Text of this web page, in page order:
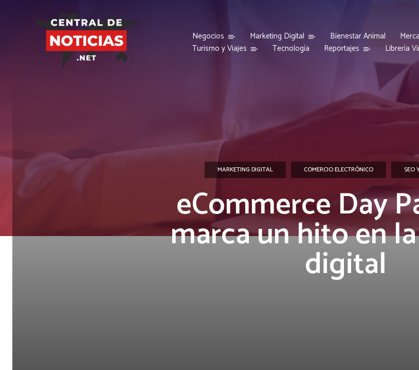
Negocios Marketing Digital Bienestar Animal
Turismo y Viajes
Tecnología Reportajes Librería
MARKETING DIGITAL COMERCIO ELECTRÓNICO SEO
eCommerce Day
marca un hito en
digital